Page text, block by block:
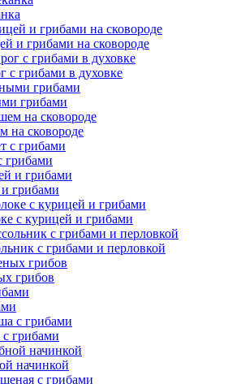
и грибами на сковороде
с грибами в духовке
грибами
на сковороде
грибами
грибами
с курицей и грибами
с грибами и перловкой
грибов
грибами
начинкой